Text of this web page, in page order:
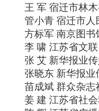
王 军 宿迁市林木
管小青 宿迁市人
方标军 南京图书
李 啸 江苏省文联
张 艾 新华报业传
张晓东 新华报业
苗成斌 群众杂志
姜 建 江苏省社会